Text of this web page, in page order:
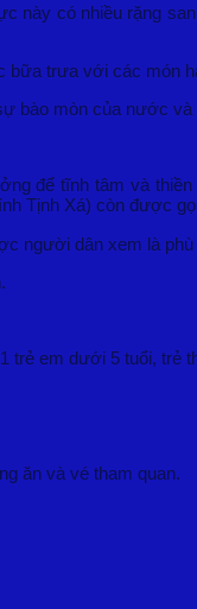
này có nhiều rặng
trưa với các món
bào mòn của nước
để tĩnh tâm và
Tịnh Xá) còn được
người dân xem là
em dưới 5 tuổi, trẻ
ăn và vé tham quan.